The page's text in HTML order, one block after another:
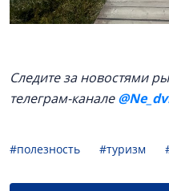
Следите за новостями
телеграм-канале
#полезность #туризм